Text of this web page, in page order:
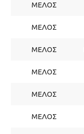
ΜΕΛΟΣ
ΜΕΛΟΣ
ΜΕΛΟΣ
ΜΕΛΟΣ
ΜΕΛΟΣ
ΜΕΛΟΣ